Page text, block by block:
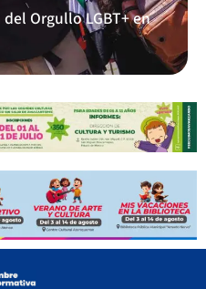
del Orgullo LGBT+ en